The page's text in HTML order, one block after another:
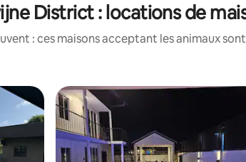
District : locations de
: ces maisons acceptant les animaux